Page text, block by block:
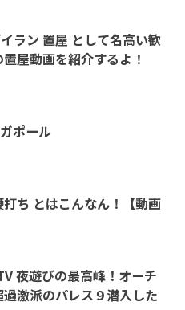
ラン 置屋 として名高い歓
屋動画を紹介するよ！
ポール
ち とはこんなん！【動画
夜遊びの最高峰！オーチ
激派のパレス９潜入した